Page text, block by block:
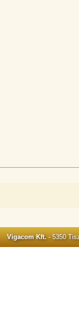
Vigacom Kft.- 5350